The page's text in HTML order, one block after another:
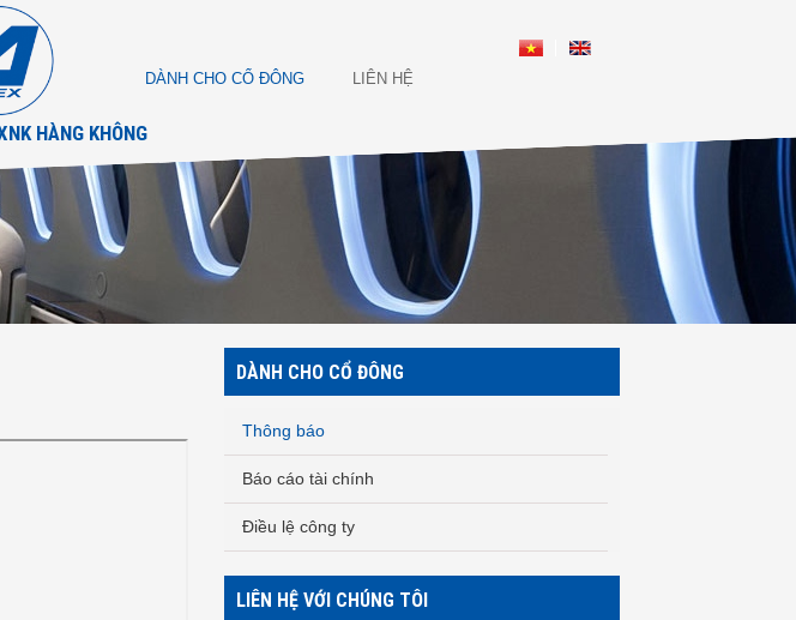
HÀNG KHÔNG
DÀNH CHO CỔ ĐÔNG LIÊN HỆ
DÀNH CHO CỔ ĐÔNG
Thông báo
Báo cáo tài chính
Điều lệ công ty
LIÊN HỆ VỚI CHÚNG TÔI